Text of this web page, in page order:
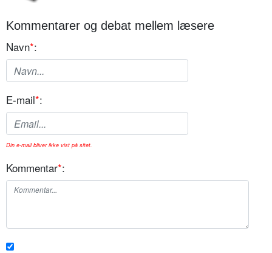
Kommentarer og debat mellem læsere
Navn*:
E-mail*:
Din e-mail bliver ikke vist på sitet.
Kommentar*: